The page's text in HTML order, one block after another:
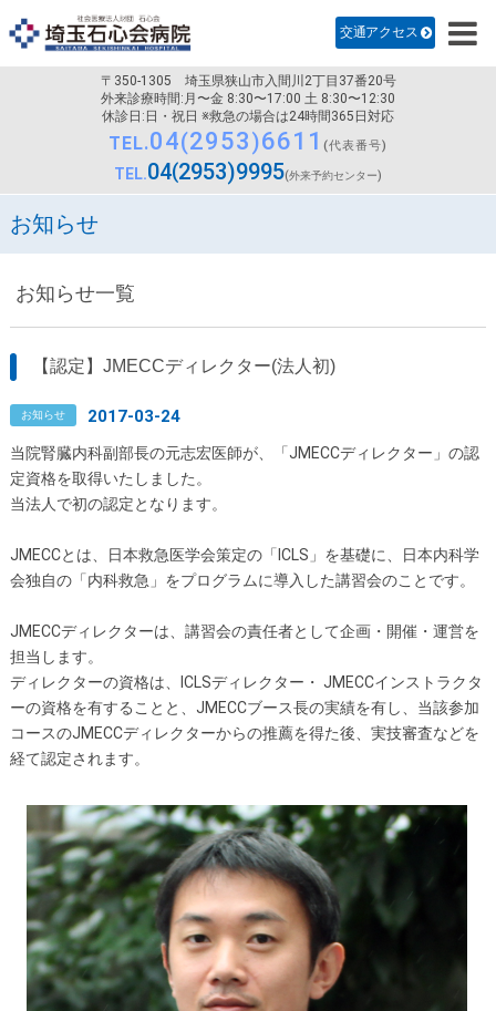
〒350-1305
埼玉県狭山市入間川2丁目37番20号
外来診療時間:月〜金 8:30〜17:00 土 8:30〜12:30
休診日:日・祝日 ※救急の場合は24時間365日対応
TEL.04 2953 6611 (代表番号)
TEL.04 2953 9995(外来予約センター)
診療科のご案内
病院紹介
医師・研修医採用
交通アクセス
お知らせ
お知らせ一覧
【認定】JMECCディレクター(法人初)
お知らせ 2017-03-24
当院腎臓内科副部長の元志宏医師が、「JMECCディレクター」の認
定資格を取得いたしました。
当法人で初の認定となります。
JMECCとは、日本救急医学会策定の「ICLS」を基礎に、日本内科学
会独自の「内科救急」をプログラムに導入した講習会のことです。
JMECCディレクターは、講習会の責任者として企画・開催・運営を
担当します。
ディレクターの資格は、ICLSディレクター・ JMECCインストラクタ
ーの資格を有することと、JMECCブース長の実績を有し、当該参加
コースのJMECCディレクターからの推薦を得た後、実技審査などを
経て認定されます。